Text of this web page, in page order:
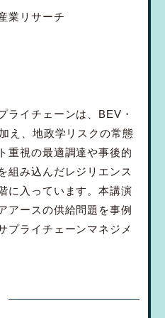
業リサーチ
ライチェーンは、BEV・
え、地政学リスクの常態
重視の最適調達や事後的
組み込んだレジリエンス
に入っています。本講演
アースの供給問題を事例
プライチェーンマネジメ